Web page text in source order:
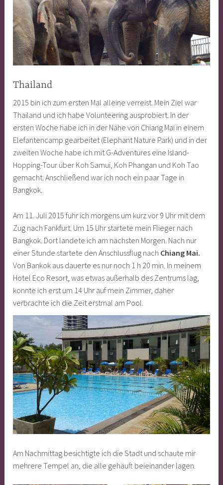
Thailand
2015 bin ich zum ersten Mal alleine verreist. Mein Ziel war
Thailand und ich habe Volunteering ausprobiert. In der
ersten Woche habe ich in der Nähe von Chiang Mai in einem
Elefantencamp gearbeitet (Elephant Nature Park) und in der
zweiten Woche habe ich mit G-Adventures eine Island-
Hopping-Tour über Koh Samui, Koh Phangan und Koh Tao
gemacht. Anschließend war ich noch ein paar Tage in
Bangkok.
Am 11. Juli 2015 fuhr ich morgens um kurz vor 9 Uhr mit dem
Zug nach Fankfurt. Um 15 Uhr startete mein Flieger nach
Bangkok. Dort landete ich am nächsten Morgen. Nach nur
einer Stunde startete den Anschlussflug nach Chiang Mai.
Von Bankok aus dauerte es nur noch 1 h 20 min. In meinem
Hotel Eco Resort, was etwas außerhalb des Zentrums lag,
konnte ich erst um 14 Uhr auf mein Zimmer, daher
verbrachte ich die Zeit erstmal am Pool.
Am Nachmittag besichtigte ich die Stadt und schaute mir
mehrere Tempel an, die alle gehäuft beieinander lagen.